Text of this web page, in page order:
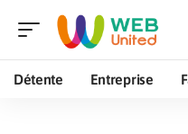
Détente Entreprise